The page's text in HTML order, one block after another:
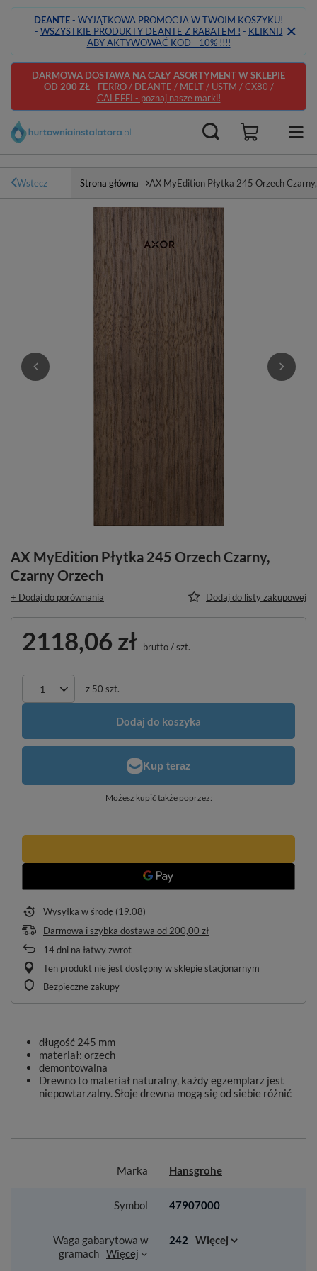
DEANTE- WYJĄTKOWA PROMOCJA W TWOIM KOSZYKU!
- WSZYSTKIE PRODUKTY DEANTE Z RABATEM ! - KLIKNIJ
ABY AKTYWOWAĆ KOD - 10% !!!!
DARMOWA DOSTAWA NA CAŁY ASORTYMENT W SKLEPIE
OD 200 ZŁ- FERRO / DEANTE / MELT / USTM / CX80 /
CALEFFI - poznaj nasze marki!
Wstecz Strona główna AX MyEdition Płytka 245 Orzech
AX MyEdition Płytka 245 Orzech Czarny,
Czarny Orzech
+ Dodaj do porównania Dodaj do listy zakupowej
2118,06 zł brutto/szt.
z 50 szt.
Dodaj do koszyka
Możesz kupić także poprzez:
Wysyłka w środę (19.08)
Darmowa i szybka dostawa od 200,00 zł
14dni na łatwy zwrot
Ten produkt nie jest dostępny w sklepie stacjonarnym
Bezpieczne zakupy
długość 245 mm
materiał: orzech
demontowalna
Drewno to materiał naturalny, każdy egzemplarz jest
niepowtarzalny. Słoje drewna mogą się od siebie różnić
Marka Hansgrohe
Symbol 47907000
Waga gabarytowa w
gramach Więcej
242 Więcej